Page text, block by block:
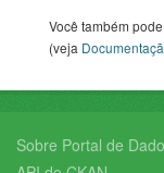
Você também
(veja
Sobre Portal de